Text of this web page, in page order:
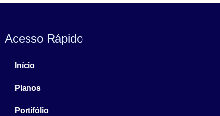
Acesso Rápido
Início
Planos
Portifólio